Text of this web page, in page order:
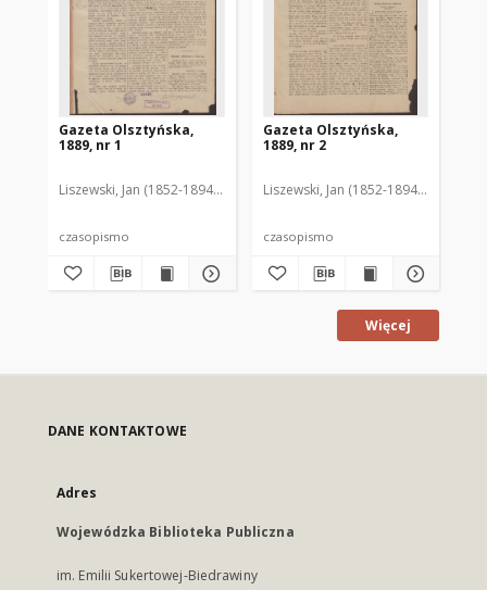
Gazeta Olsztyńska,
1889, nr 1
Liszewski, Jan (1852-1894). Red.
czasopismo
Gazeta Olsztyńska,
1889, nr 2
Liszewski, Jan (1852-1894). Red.
czasopismo
Więcej
DANE KONTAKTOWE
Adres
Wojewódzka Biblioteka Publiczna
im. Emilii Sukertowej-Biedrawiny